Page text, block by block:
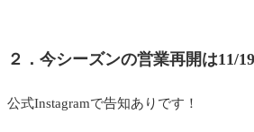
２．今シーズンの営業再開は11/19
公式Instagramで告知ありです！